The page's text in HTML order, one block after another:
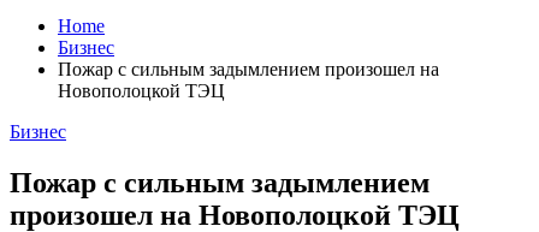
Home
Бизнес
Пожар с сильным задымлением произошел на
Новополоцкой ТЭЦ
Бизнес
Пожар с сильным задымлением
произошел на Новополоцкой ТЭЦ